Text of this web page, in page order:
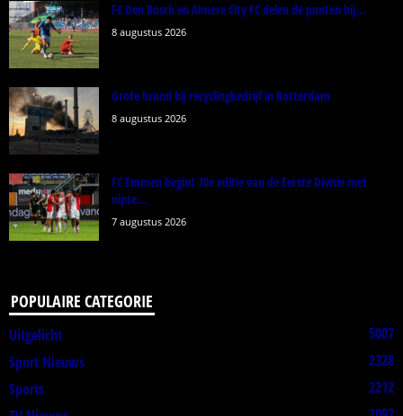
FC Den Bosch en Almere City FC delen de punten bij...
8 augustus 2026
Grote brand bij recyclingbedrijf in Rotterdam
8 augustus 2026
FC Emmen begint 70e editie van de Eerste Divisie met
nipte...
7 augustus 2026
POPULAIRE CATEGORIE
Uitgelicht
5007
Sport Nieuws
2328
Sports
2212